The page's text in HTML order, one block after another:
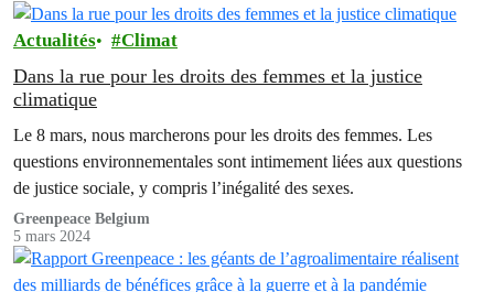
Actualités Climat
Dans la rue pour les droits des femmes et la justice
climatique
Le 8 mars, nous marcherons pour les droits des femmes. Les
questions environnementales sont intimement liées aux questions
de justice sociale, y compris l’inégalité des sexes.
Greenpeace Belgium
5 mars 2024